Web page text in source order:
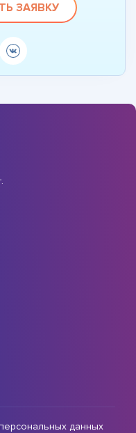
ЗАЯВКУ
данных